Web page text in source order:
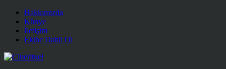
Hakkımızda
Künye
İletişim
Ekibe Dahil Ol